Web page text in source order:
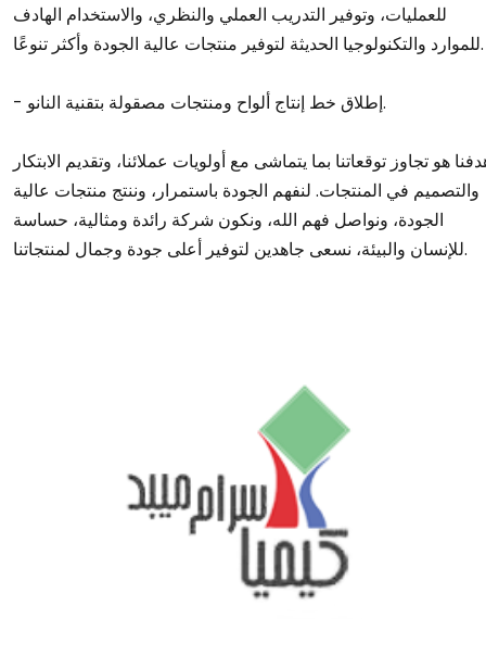
للعمليات، وتوفير التدريب العملي والنظري، والاستخدام الهادف
للموارد والتكنولوجيا الحديثة لتوفير منتجات عالية الجودة وأكثر تنوعًا.
- إطلاق خط إنتاج ألواح ومنتجات مصقولة بتقنية النانو.
هو تجاوز توقعاتنا بما يتماشى مع أولويات عملائنا، وتقديم الابتكار
والتصميم في المنتجات. لنفهم الجودة باستمرار، وننتج منتجات عالية
الجودة، ونواصل فهم الله، ونكون شركة رائدة ومثالية، حساسة
للإنسان والبيئة، نسعى جاهدين لتوفير أعلى جودة وجمال لمنتجاتنا.